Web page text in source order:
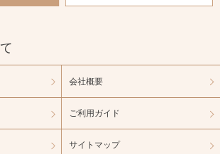
会社概要
ご利用ガイド
サイトマップ